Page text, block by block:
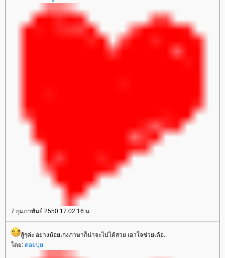
7 กุมภาพันธ์ 2550 17:02:16 น.
สู้ๆค่ะ อย่างน้อยเก่งภาษาก็น่าจะไปได้สวย เอาใจช่วยเด้อ..
ดย: ดอยปุ